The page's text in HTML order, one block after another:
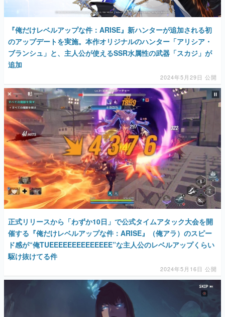
『俺だけレベルアップな件：ARISE』新ハンターが追加される初
のアップデートを実施。本作オリジナルのハンター「アリシア・
ブランシュ」と、主人公が使えるSSR水属性の武器「スカジ」が
追加
2024年5月29日 公開
正式リリースから「わずか10日」で公式タイムアタック大会を開
催する『俺だけレベルアップな件：ARISE』（俺アラ）のスピー
ド感が“俺TUEEEEEEEEEEEEEE”な主人公のレベルアップくらい
駆け抜けてる件
2024年5月16日 公開